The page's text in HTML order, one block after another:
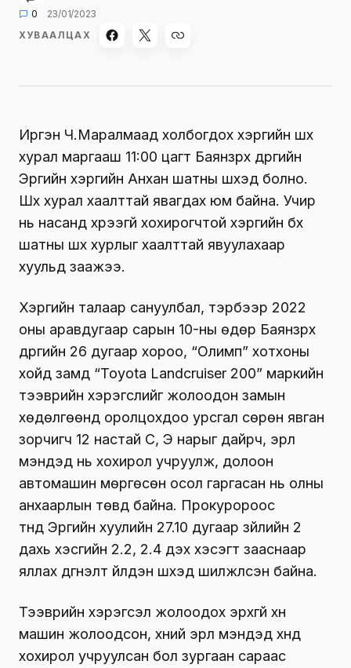
0
23/01/2023
ХУВААЛЦАХ
Иргэн Ч.Маралмаад холбогдох хэргийн шүүх
хурал маргааш 11:00 цагт Баянзүрх дүүргийн
Эрүүгийн хэргийн Анхан шатны шүүхэд болно.
Шүүх хурал хаалттай явагдах юм байна. Учир
нь насанд хүрээгүй хохирогчтой хэргийн бүх
шатны шүүх хурлыг хаалттай явуулахаар
хуульд заажээ.
Хэргийн талаар сануулбал, тэрбээр 2022
оны аравдугаар сарын 10-ны өдөр Баянзүрх
дүүргийн 26 дугаар хороо, “Олимп” хотхоны
хойд замд “Toyota Landcruiser 200” маркийн
тээврийн хэрэгслийг жолоодон замын
хөдөлгөөнд оролцохдоо урсгал сөрөн явган
зорчигч 12 настай С, Э нарыг дайрч, эрүүл
мэндэд нь хохирол учруулж, долоон
автомашин мөргөсөн осол гаргасан нь олны
анхаарлын төвд байна. Прокуророос
түүнд Эрүүгийн хуулийн 27.10 дугаар зүйлийн 2
дахь хэсгийн 2.2, 2.4 дэх хэсэгт зааснаар
яллах дүгнэлт үйлдэн шүүхэд шилжүүлсэн байна.
Тээврийн хэрэгсэл жолоодох эрхгүй хүн
машин жолоодсон, хүний эрүүл мэндэд хүнд
хохирол учруулсан бол зургаан сараас